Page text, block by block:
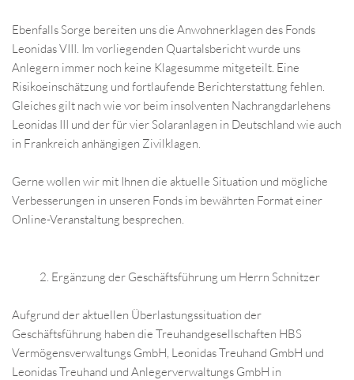
Ebenfalls Sorge bereiten uns die Anwohnerklagen des Fonds
Leonidas VIII. Im vorliegenden Quartalsbericht wurde uns
Anlegern immer noch keine Klagesumme mitgeteilt. Eine
Risikoeinschätzung und fortlaufende Berichterstattung fehlen.
Gleiches gilt nach wie vor beim insolventen Nachrangdarlehens
Leonidas III und der für vier Solaranlagen in Deutschland wie auch
in Frankreich anhängigen Zivilklagen.
Gerne wollen wir mit Ihnen die aktuelle Situation und mögliche
Verbesserungen in unseren Fonds im bewährten Format einer
Online-Veranstaltung besprechen.
Ergänzung der Geschäftsführung um Herrn Schnitzer
Aufgrund der aktuellen Überlastungssituation der
Geschäftsführung haben die Treuhandgesellschaften HBS
Vermögensverwaltungs GmbH, Leonidas Treuhand GmbH und
Leonidas Treuhand und Anlegerverwaltungs GmbH in